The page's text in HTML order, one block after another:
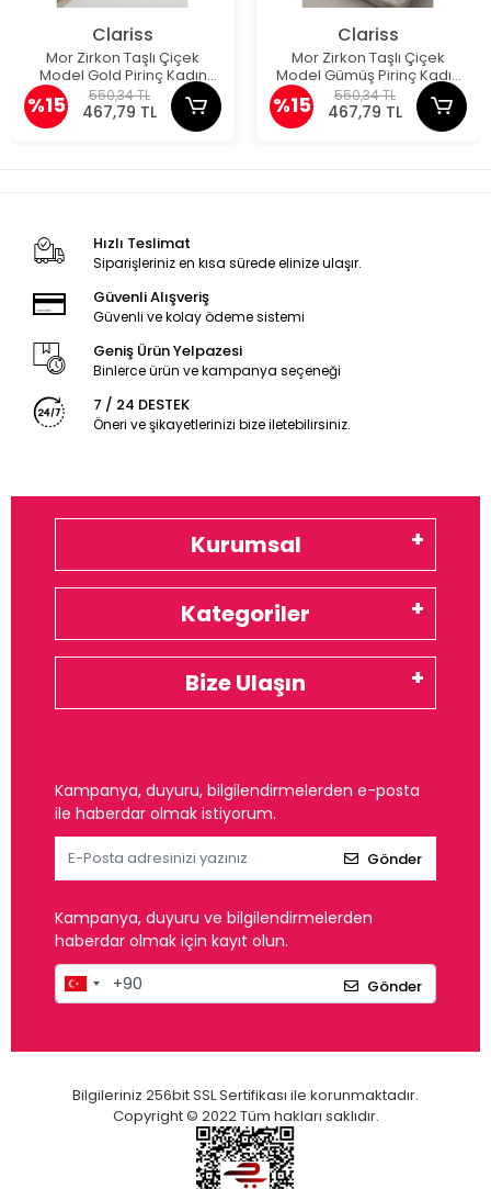
Clariss
Mor Zirkon Taşlı Çiçek
Model Gold Pirinç Kadın
Bileklik
%15 550,34 TL
467,79 TL
Clariss
Mor Zirkon Taşlı Çiçek
Model Gümüş Pirinç Kadın
Bileklik
%15 550,34 TL
467,79 TL
Hızlı Teslimat
Siparişleriniz en kısa sürede elinize ulaşır.
Güvenli Alışveriş
Güvenli ve kolay ödeme sistemi
Geniş Ürün Yelpazesi
Binlerce ürün ve kampanya seçeneği
7 / 24 DESTEK
Öneri ve şikayetlerinizi bize iletebilirsiniz.
Kurumsal
Kategoriler
Bize Ulaşın
Kampanya, duyuru, bilgilendirmelerden e-posta
ile haberdar olmak istiyorum.
Gönder
Kampanya, duyuru ve bilgilendirmelerden
haberdar olmak için kayıt olun.
Gönder
Bilgileriniz 256bit SSL Sertifikası ile korunmaktadır.
Copyright © 2022 Tüm hakları saklıdır.